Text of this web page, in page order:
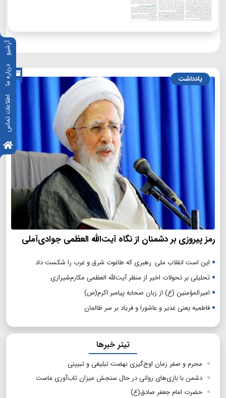
آرشیو
درباره ما
اطلاعات تماس
یادداشت
رمز پیروزی بر دشمنان از نگاه آیت‌الله العظمی جوادی‌آملی
این است انقلاب ملی: رهبری که طاغوت شرق و غرب را شکست داد
تحلیلی بر تحولات اخیر از منظر آیت‌الله العظمی مکارم‌شیرازی
امیرالمؤمنین (ع) از زبان صحابه پیامبر اکرم(ص)
فاطمیه یعنی غدیر و عاشورا و فریاد بر سر ظالمان
تیتر خبرها
محرم و صفر زمان اوج‌گیری نهضت تبلیغی و تبیینی
دشمن با بازی‌های روانی در حال سنجش میزان تاب‌آوری ماست
حضرت امام جعفر صادق(ع)